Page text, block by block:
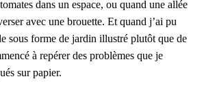
dans un espace, ou quand une allée
avec une brouette. Et quand j’ai pu
sous forme de jardin illustré plutôt que de
à repérer des problèmes que je
sur papier.